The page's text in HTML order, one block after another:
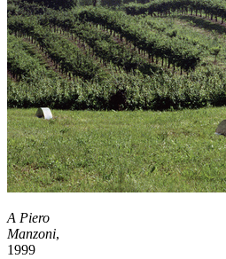
A Piero
Manzoni,
1999